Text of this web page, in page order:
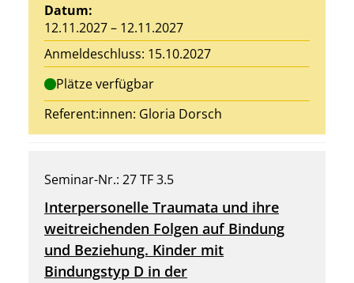
Datum:
12.11.2027 – 12.11.2027
Anmeldeschluss: 15.10.2027
Plätze verfügbar
Referent:innen: Gloria Dorsch
Seminar-Nr.: 27 TF 3.5
Interpersonelle Traumata und ihre
weitreichenden Folgen auf Bindung
und Beziehung. Kinder mit
Bindungstyp D in der